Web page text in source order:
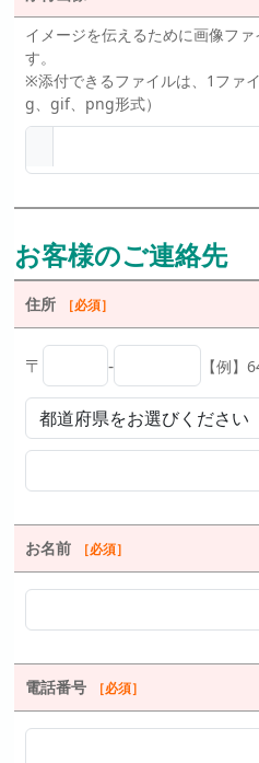
イメージを伝えるために画像フ
す。
※添付できるファイルは、1ファ
g、gif、png形式）
お客様のご連絡先
住所 ［必須］
〒 - 【例】
お名前 ［必須］
電話番号 ［必須］